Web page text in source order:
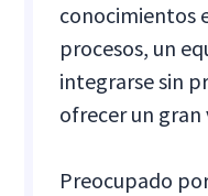
conocimientos
procesos, un
integrarse sin
ofrecer un
Preocupado